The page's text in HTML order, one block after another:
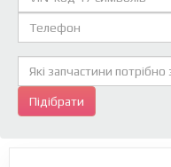
Підібрати